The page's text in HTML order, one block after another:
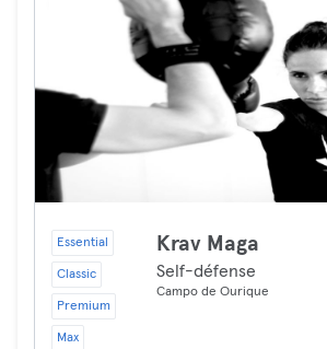
Essential
Classic
Premium
Max
Krav Maga
Self-défense
Campo de Ourique